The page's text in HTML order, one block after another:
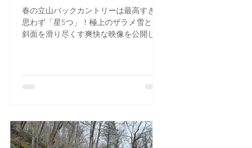
春の立山バックカントリーは最高すぎて
思わず「星5つ」！極上のザラメ雪と大
斜面を滑り尽くす爽快な映像を公開しま